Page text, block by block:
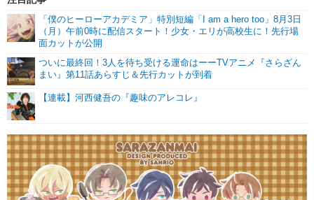
「僕のヒーローアカデミア」特別短編「I am a hero too」8月3日
（月）午前0時に配信スタート！少女・エリが高校生に！先行場
面カットが公開
ついに最終回！3人を待ち受ける運命はーーTVアニメ『さらざん
まい』第11話あらすじ＆先行カットが到着
【連載】河西健吾の『趣味のアレコレ』